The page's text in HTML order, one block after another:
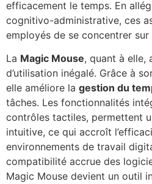
efficacement le temps. En
cognitivo-administrative, ces
employés de se concentrer
La Magic Mouse, quant à elle,
d’utilisation inégalé. Grâce à
elle améliore la gestion du
tâches. Les fonctionnalités
contrôles tactiles, permettent
intuitive, ce qui accroît
environnements de travail
compatibilité accrue des
Magic Mouse devient un outil